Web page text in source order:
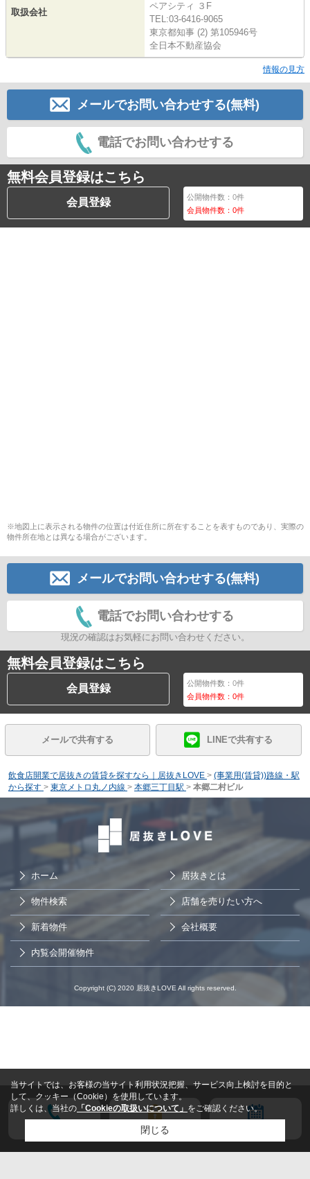
取扱会社
ペアシティ ３F
TEL:03-6416-9065
東京都知事 (2) 第105946号
全日本不動産協会
情報の見方
メールでお問い合わせする(無料)
電話でお問い合わせする
無料会員登録はこちら
会員登録 公開物件数：0件
会員物件数：0件
※地図上に表示される物件の位置は付近住所に所在することを表すものであり、実際の
物件所在地とは異なる場合がございます。
メールでお問い合わせする(無料)
電話でお問い合わせする
現況の確認はお気軽にお問い合わせください。
無料会員登録はこちら
会員登録 公開物件数：0件
会員物件数：0件
メールで共有する LINEで共有する
飲食店開業で居抜きの賃貸を探すなら｜居抜きLOVE > (事業用(賃貸))路線・駅
から探す > 東京メトロ丸ノ内線 > 本郷三丁目駅 > 本郷二村ビル
ホーム 居抜きとは
物件検索 店舗を売りたい方へ
新着物件 会社概要
内覧会開催物件
会員登録
Copyright (C) 2020 居抜きLOVE All rights reserved.
当サイトでは、お客様の当サイト利用状況把握、サービス向上検討を目的と
して、クッキー（Cookie）を使用しています。
詳しくは、当社の 「Cookieの取扱いについて」 をご確認ください。
閉じる